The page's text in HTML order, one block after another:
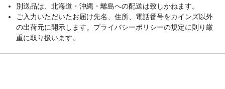
別送品は、北海道・沖縄・離島への配送は致しかねます。
ご入力いただいたお届け先名、住所、電話番号をカインズ以外
の出荷元に開示します。プライバシーポリシーの規定に則り厳
重に取り扱います。